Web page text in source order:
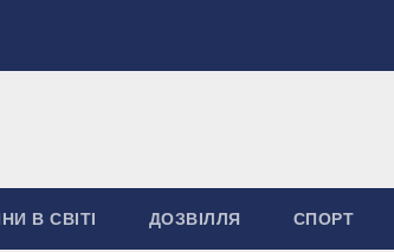
В СВІТІ ДОЗВІЛЛЯ СПОРТ